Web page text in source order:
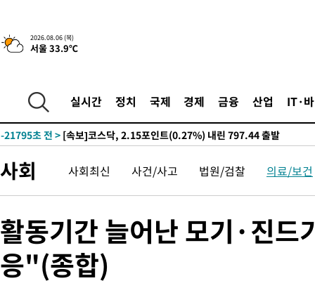
2026.08.06 (목)
서울 33.9℃
실시간 정치 국제 경제 금융 산업 IT·
색
-26602초 전 >[속보]산업장관 "美무역법 제301조 과잉생산 결과 발표 8월
상-26395초 전 >[속보]코스피 매도사이드카 발동…4%대 급락
-23228초 전 >
서울 열대야 15일째 지속…비공식 '초열대야' 30도 넘어
-21795초 전 >
-21778초 전 > [속보]코스피, 119.51포인트(1.81%) 내린 6478.75 개장
-18176초 전 >
서울 낮 39도 '폭염중대경보'…40도 관측 가능성도
-15538초 전 >미 워싱턴주 스포캔 시의 통제불능 3개 산불, 방화선 일부 구축
우 0.49%↑
-6066초 전 >[속보] 이란 대통령 "지금 최고지도자와 소통하기가 매우 어려
임 3년 인터뷰
2시간 전 > [속보] "이란-오만, 호르무즈 해협 통행 항로 합의" 이란 외무부 대
-32040초 전 >트럼프, 한국계 진보 주지사 후보 맹공…"공산주의가 최대 위
사회 사회최신 사건/사고 법원/검찰 의료/보건
활동기간 늘어난 모기·진
응"(종합)